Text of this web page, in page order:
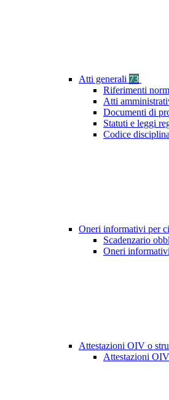
Atti generali 73
Riferimenti
Atti
Documenti di
Statuti e leggi
Codice
Oneri informativi per
Scadenzario
Oneri
Attestazioni OIV o
Attestazioni